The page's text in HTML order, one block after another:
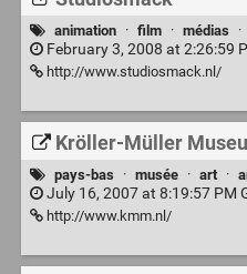
animation · film · médias ·
February 3, 2008 at 2:26:59
http://www.studiosmack.nl/
Kröller-Müller
pays-bas · musée · art ·
July 16, 2007 at 8:19:57 PM
http://www.kmm.nl/